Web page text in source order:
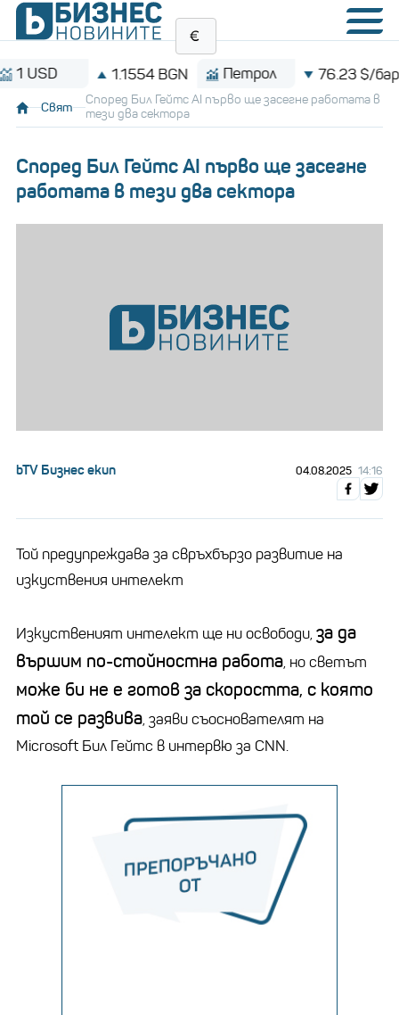
1.1554 BGN Петрол 76.23 $/барел
Свят
Според Бил Гейтс AI първо ще засегне работата в
тези два сектора
Според Бил Гейтс AI първо ще засегне
работата в тези два сектора
bTV Бизнес екип 04.08.2025 14:16
Той предупреждава за свръхбързо развитие на
изкуствения интелект
Изкуственият интелект ще ни освободи, за да
вършим по-стойностна работа, но светът
може би не е готов за скоростта, с която
той се развива, заяви съоснователят на
Microsoft Бил Гейтс в интервю за CNN.